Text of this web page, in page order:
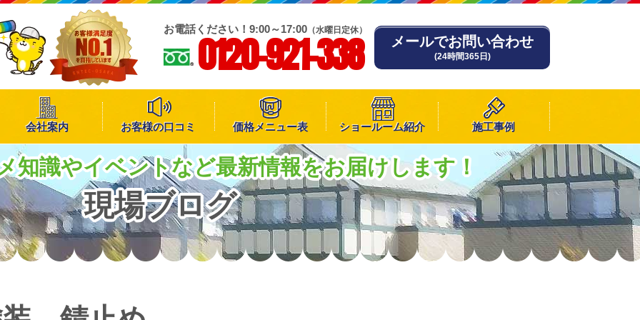
お電話ください！9:00～17:00 （水曜日定休）
0120-921-338 メールでお問い合わせ
(24時間365日)
会社案内 お客様の口コミ 価格メニュー表 ショールーム紹介 施工事例
知識やイベントなど最新情報をお届けします！
現場ブログ